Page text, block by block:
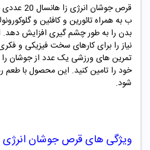
قرص جوشان
ب به همراه تائورین و کافئین و
بدن را به طور چشم گیری افزایش دهد.
نیاز را برای کارهای سخت فیزیکی و
تمرین های ورزشی یک عدد از جوشان را
خود را تامین کنید. این محصول با طعم
شود.
ویژگی های قرص جوشان انرژی